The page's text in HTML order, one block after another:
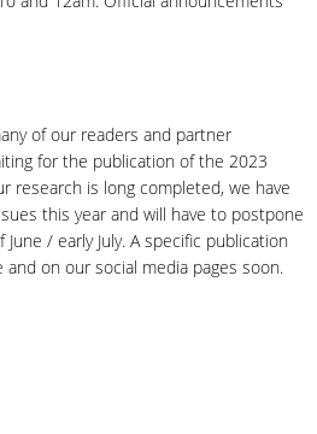
of our readers and partner
for the publication of the 2023
research is long completed, we have
this year and will have to postpone
/ early July. A specific publication
on our social media pages soon.